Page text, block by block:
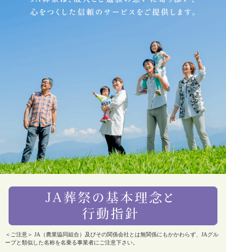
＜ご注意＞ JA（農業協同組合）及びその関係会社とは無関係にもかかわらず、JAグル
ープと類似した名称を名乗る事業者にご注意下さい。